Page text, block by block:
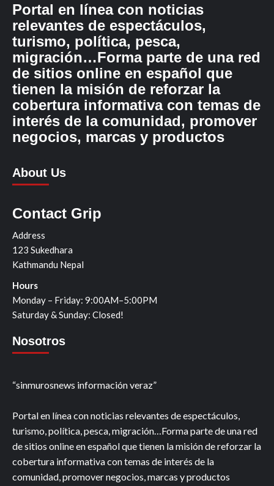
Portal en línea con noticias
relevantes de espectáculos,
turismo, política, pesca,
migración…Forma parte de una red
de sitios online en español que
tienen la misión de reforzar la
cobertura informativa con temas de
interés de la comunidad, promover
negocios, marcas y productos
About Us
Contact Grip
Address
123 Sukedhara
Kathmandu Nepal
Hours
Monday – Friday: 9:00AM–5:00PM
Saturday & Sunday: Closed!
Nosotros
“sinmurosnews información veraz”
Portal en línea con noticias relevantes de espectáculos,
turismo, política, pesca, migración…Forma parte de una red
de sitios online en español que tienen la misión de reforzar la
cobertura informativa con temas de interés de la
comunidad, promover negocios, marcas y productos